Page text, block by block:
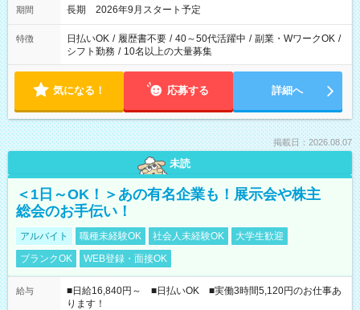
期間 長期 2026年9月スタート予定
特徴 日払いOK / 履歴書不要 / 40～50代活躍中 / 副業・WワークOK /
シフト勤務 / 10名以上の大量募集
気になる！ 応募する 詳細へ
掲載日：2026.08.07
未読
＜1日～OK！＞あの有名企業も！展示会や株主
総会のお手伝い！
アルバイト 職種未経験OK 社会人未経験OK
大学生歓迎
ブランクOK
WEB登録・面接OK
給与
■日給16,840円～ ■日払いOK ■実働3時間5,120円のお仕事あ
ります！